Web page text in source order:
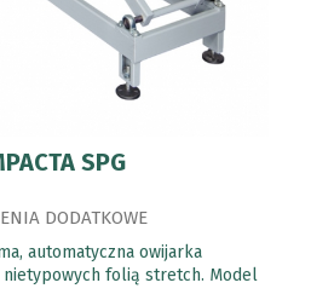
SPG
DODATKOWE
automatyczna owijarka
nietypowych folią stretch. Model